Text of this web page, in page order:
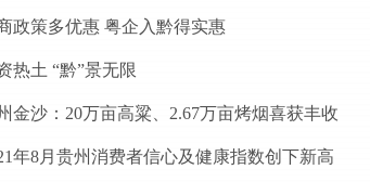
政策多优惠 粤企入黔得实惠
热土 “黔”景无限
金沙：20万亩高粱、2.67万亩烤烟喜获丰收
年8月贵州消费者信心及健康指数创下新高